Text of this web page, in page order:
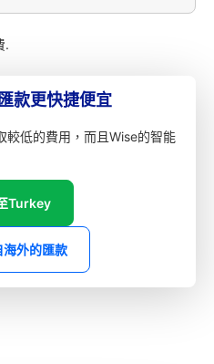
.
款更快捷便宜
較低的費用，而且Wise的智能
Turkey
海外的匯款